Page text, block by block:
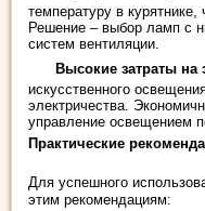
температуру в
Решение – выбор ламп с
систем вентиляции.
Высокие затраты на
искусственного
электричества.
управление освещением
Практические
Для успешного
этим рекомендациям: